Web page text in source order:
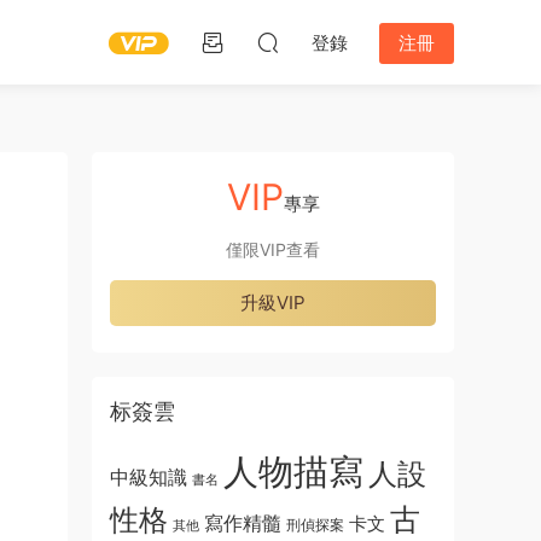
登錄 注冊
VIP專享
僅限VIP查看
升級VIP
标簽雲
中級知識 書名 人物描寫 人設
性格 其他 寫作精髓 刑偵探案 卡文 古